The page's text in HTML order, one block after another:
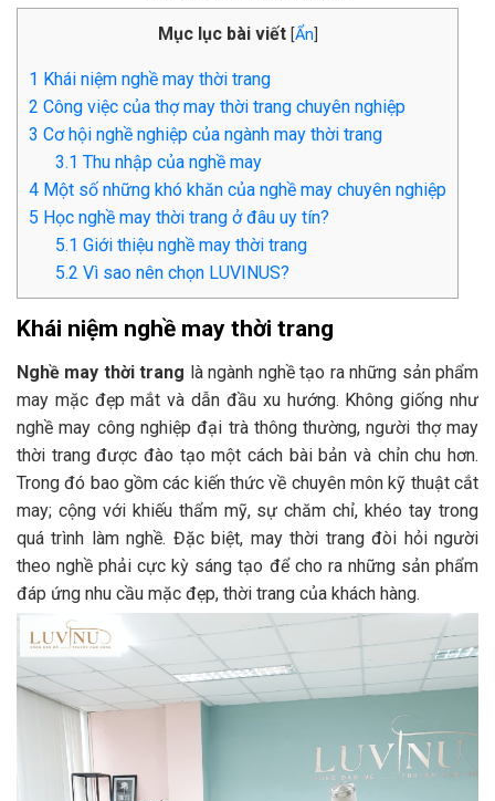
Mục lục bài viết [Ẩn
1 Khái niệm nghề may thời trang
2 Công việc của thợ may thời trang chuyên nghiệp
3 Cơ hội nghề nghiệp của ngành may thời trang
3.1 Thu nhập của nghề may
4 Một số những khó khăn của nghề may chuyên nghiệp
5 Học nghề may thời trang ở đâu uy tín?
5.1 Giới thiệu nghề may thời trang
5.2 Vì sao nên chọn LUVINUS?
Khái niệm nghề may thời trang
Nghề may thời trang là ngành nghề tạo ra những sản phẩm
may mặc đẹp mắt và dẫn đầu xu hướng. Không giống như
nghề may công nghiệp đại trà thông thường, người thợ may
thời trang được đào tạo một cách bài bản và chỉn chu hơn.
Trong đó bao gồm các kiến thức về chuyên môn kỹ thuật cắt
may; cộng với khiếu thẩm mỹ, sự chăm chỉ, khéo tay trong
quá trình làm nghề. Đặc biệt, may thời trang đòi hỏi người
theo nghề phải cực kỳ sáng tạo để cho ra những sản phẩm
đáp ứng nhu cầu mặc đẹp, thời trang của khách hàng.